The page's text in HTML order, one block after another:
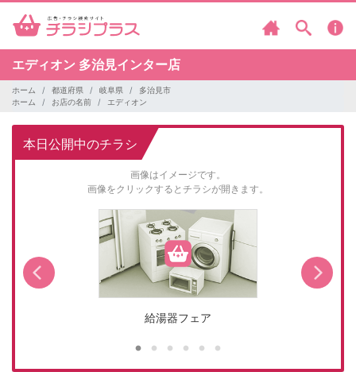
エディオン 多治見インター店
ホーム 都道府県 岐阜県
多治見市
ホーム
お店の名前 エディオン
本日公開中のチラシ
画像はイメージです。
画像をクリックするとチラシが開きます。
給湯器フェア